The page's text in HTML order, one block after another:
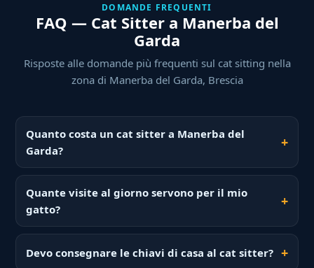
DOMANDE FREQUENTI
FAQ — Cat Sitter a Manerba del
Garda
Risposte alle domande più frequenti sul cat sitting nella
zona di Manerba del Garda, Brescia
Quanto costa un cat sitter a Manerba del
Garda?
Quante visite al giorno servono per il mio
gatto?
Devo consegnare le chiavi di casa al cat sitter?